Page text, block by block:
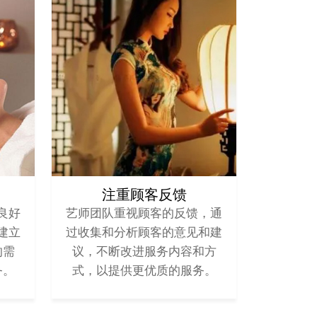
好
立
注重顾客反馈
艺师团队重视顾客的反馈，通
过收集和分析顾客的意见和建
议，不断改进服务内容和方
式，以提供更优质的服务。